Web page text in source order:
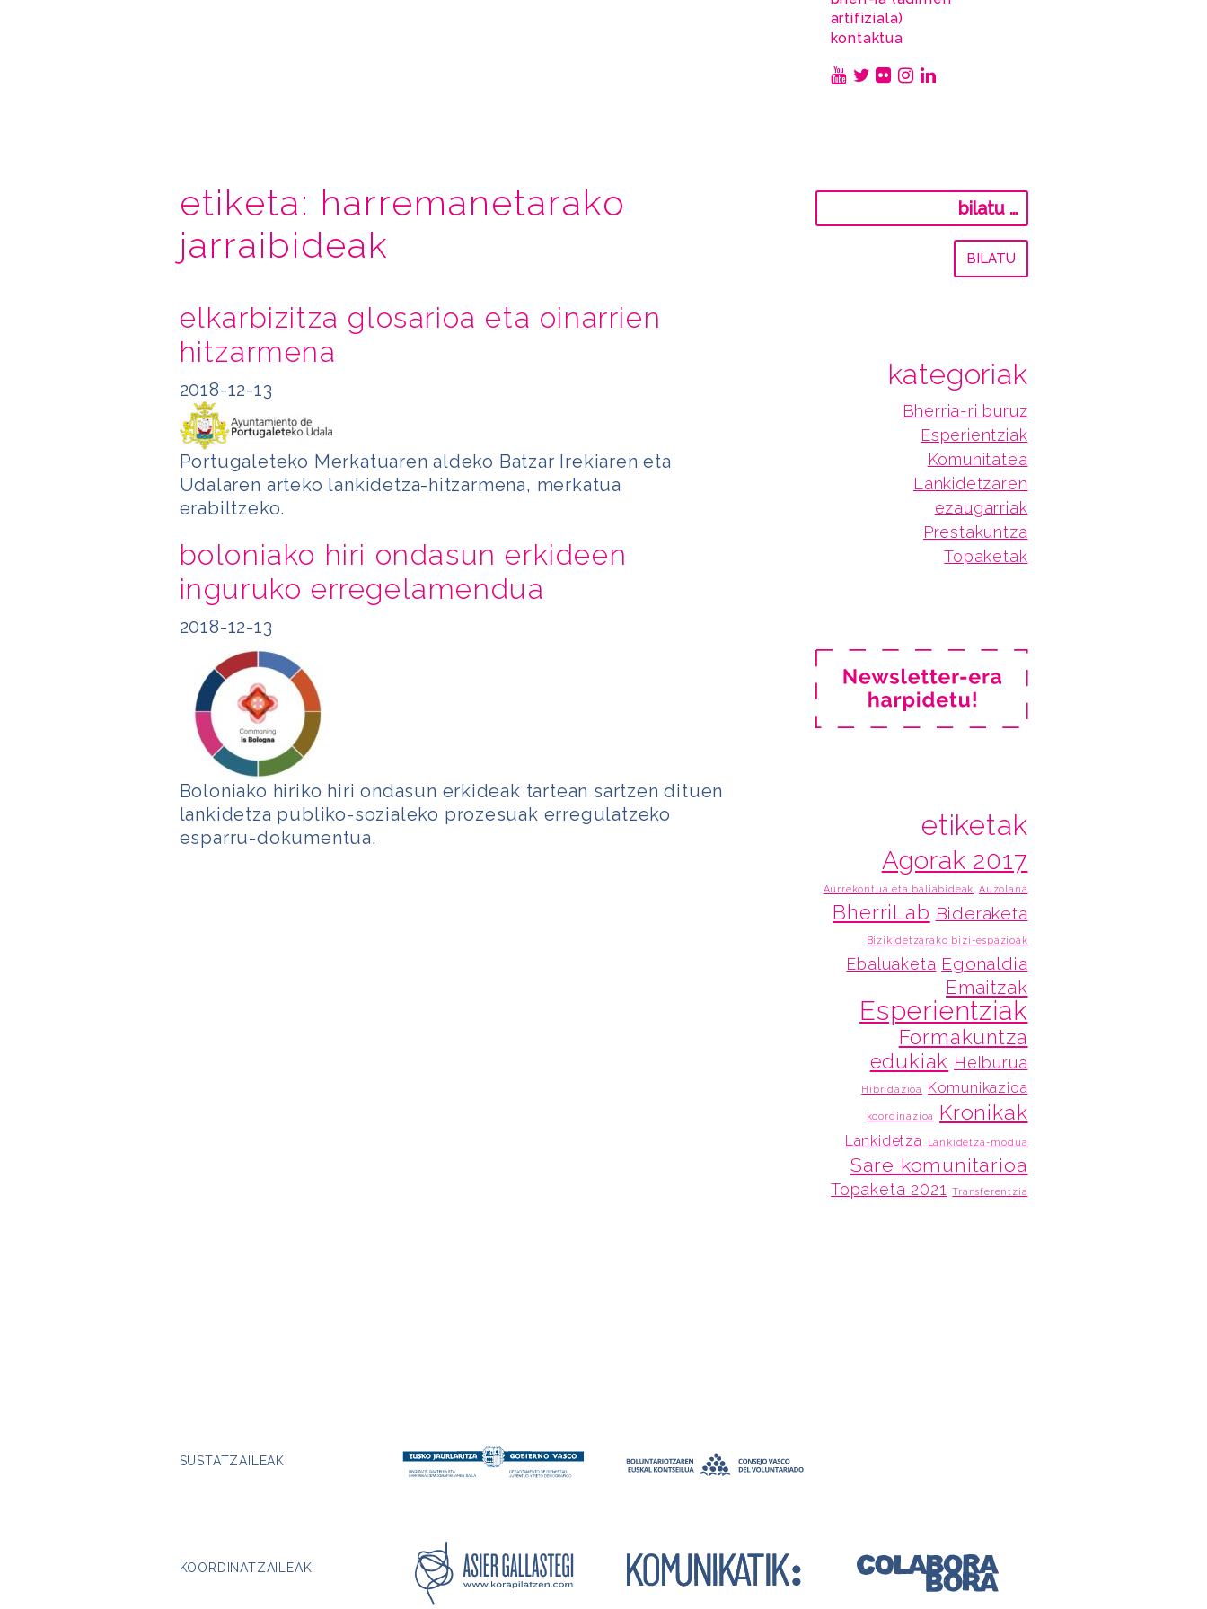
artifiziala)
kontaktua
etiketa: harremanetarako
jarraibideak
elkarbizitza glosarioa eta oinarrien
hitzarmena
2018-12-13
Portugaleteko Merkatuaren aldeko Batzar Irekiaren eta
Udalaren arteko lankidetza-hitzarmena, merkatua
erabiltzeko.
boloniako hiri ondasun erkideen
inguruko erregelamendua
2018-12-13
Boloniako hiriko hiri ondasun erkideak tartean sartzen dituen
lankidetza publiko-sozialeko prozesuak erregulatzeko
esparru-dokumentua.
kategoriak
Bherria-ri buruz
Esperientziak
Komunitatea
Lankidetzaren
ezaugarriak
Prestakuntza
Topaketak
etiketak
Agorak 2017
Aurrekontua eta baliabideak Auzolana
BherriLab Bideraketa
Bizikidetzarako bizi-espazioak
Ebaluaketa Egonaldia
Emaitzak
Esperientziak
Formakuntza
edukiak Helburua
Hibridazioa Komunikazioa
koordinazioa Kronikak
Lankidetza Lankidetza-modua
Sare komunitarioa
Topaketa 2021 Transferentzia
SUSTATZAILEAK:
KOORDINATZAILEAK: